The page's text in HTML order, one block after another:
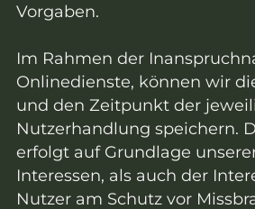
Vorgaben.
Im Rahmen der
Onlinedienste, können wir
und den Zeitpunkt der
Nutzerhandlung speichern.
erfolgt auf Grundlage
Interessen, als auch der
Nutzer am Schutz vor